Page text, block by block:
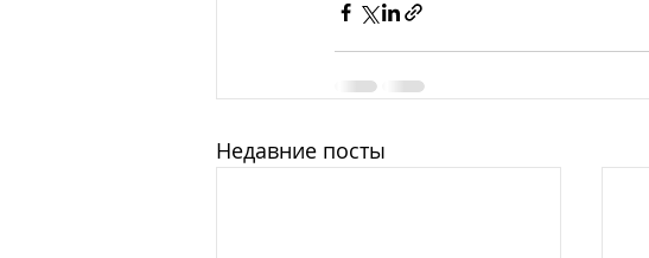
Недавние посты